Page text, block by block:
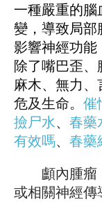
一種嚴重的腦
變，導致局部
影響神經功能
除了嘴巴歪、
麻木、無力
危及生命。 催
撿尸水、 春藥
有效嗎、 春藥
顱內腫瘤：
或相關神經傳